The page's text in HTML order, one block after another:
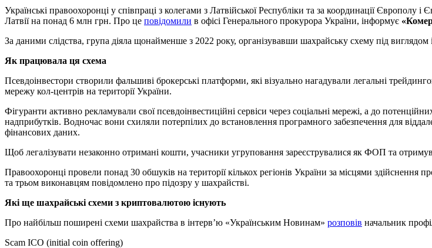
Українські правоохоронці у співпраці з колегами з Латвійської Республіки та за координації
Латвії на понад 6 млн грн. Про це повідомили в офісі Генерального прокурора України, інформує
За даними слідства, група діяла щонайменше з 2022 року, організувавши шахрайську схему під виглядом
Як працювала ця схема
Псевдоінвестори створили фальшиві брокерські платформи, які візуально нагадували легальні
мережу кол-центрів на території України.
Фігуранти активно рекламували свої псевдоінвестиційні сервіси через соціальні мережі, а до
надприбутків. Водночас вони схиляли потерпілих до встановлення програмного забезпечення для
фінансових даних.
Щоб легалізувати незаконно отримані кошти, учасники угруповання зареєструвалися як ФОП та
Правоохоронці провели понад 30 обшуків на території кількох регіонів України за місцями здійснення
та трьом виконавцям повідомлено про підозру у шахрайстві.
Які ще шахрайські схеми з криптовалютою існують
Про найбільш поширені схеми шахрайства в інтервʼю «Українським Новинам» розповів начальник
Scam ICO (initial coin offering)